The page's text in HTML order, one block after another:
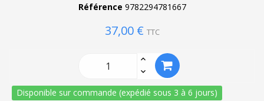
Référence 9782294781667
37,00 € TTC
Disponible sur commande (expédié sous 3 à 6 jours)